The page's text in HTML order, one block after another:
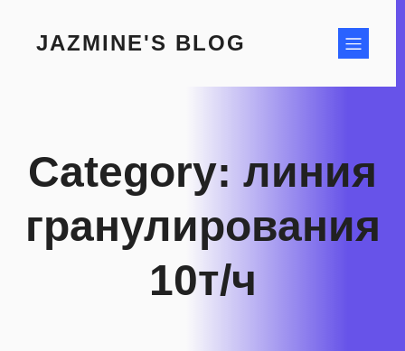
contentJAZMINE'S BLOG
Category: линия
гранулирования
10т/ч